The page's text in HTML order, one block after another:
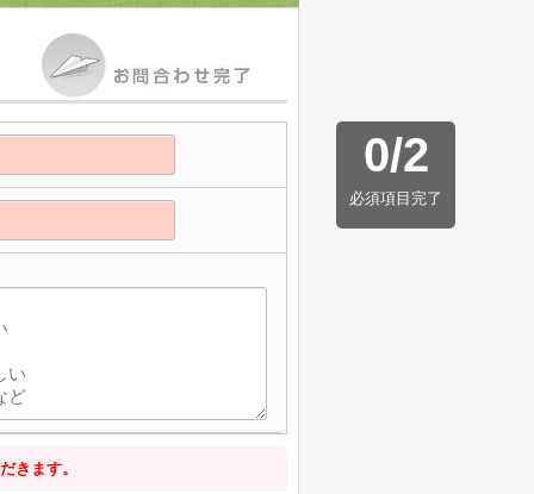
0/2
必須項目完了
きます。